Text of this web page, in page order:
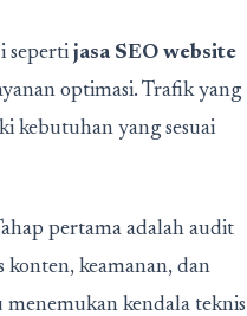
seperti jasa SEO website
optimasi. Trafik yang
kebutuhan yang sesuai
pertama adalah audit
keamanan, dan
kendala teknis